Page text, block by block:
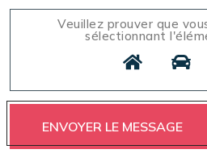
Veuillez prouver que
sélectionnant